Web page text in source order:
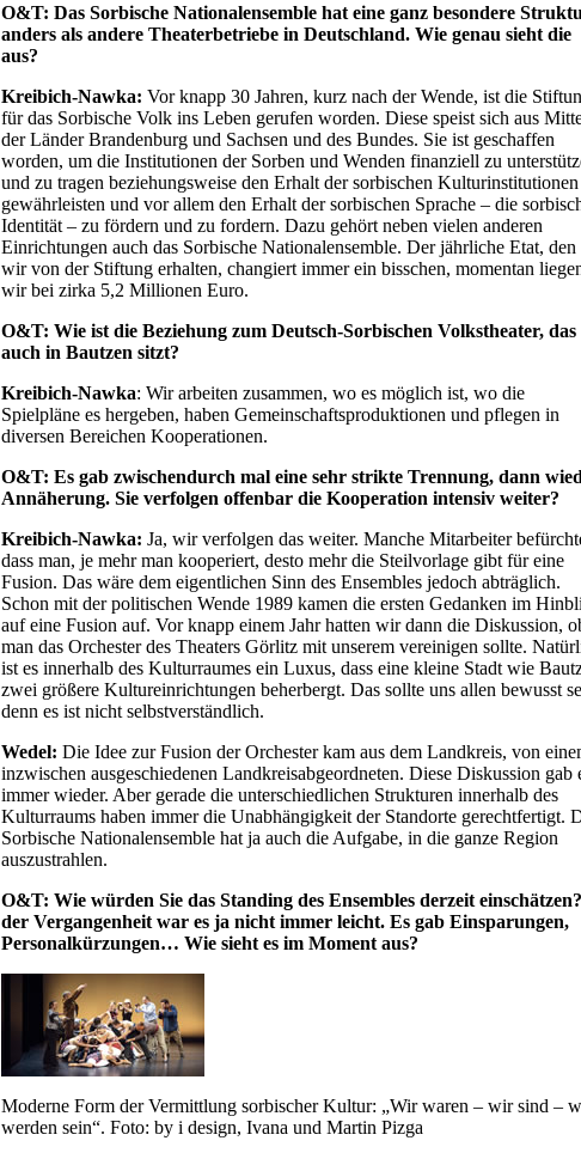
O&T: Das Sorbische Nationalensemble hat eine ganz besondere
anders als andere Theaterbetriebe in Deutschland. Wie genau sieht die
aus?
Kreibich-Nawka: Vor knapp 30 Jahren, kurz nach der Wende, ist die
für das Sorbische Volk ins Leben gerufen worden. Diese speist sich aus
der Länder Brandenburg und Sachsen und des Bundes. Sie ist geschaffen
worden, um die Institutionen der Sorben und Wenden finanziell zu
und zu tragen beziehungsweise den Erhalt der sorbischen Kulturinstitutionen
gewährleisten und vor allem den Erhalt der sorbischen Sprache – die
Identität – zu fördern und zu fordern. Dazu gehört neben vielen anderen
Einrichtungen auch das Sorbische Nationalensemble. Der jährliche Etat, den
wir von der Stiftung erhalten, changiert immer ein bisschen, momentan
wir bei zirka 5,2 Millionen Euro.
O&T: Wie ist die Beziehung zum Deutsch-Sorbischen Volkstheater, das
auch in Bautzen sitzt?
Kreibich-Nawka: Wir arbeiten zusammen, wo es möglich ist, wo die
Spielpläne es hergeben, haben Gemeinschaftsproduktionen und pflegen in
diversen Bereichen Kooperationen.
O&T: Es gab zwischendurch mal eine sehr strikte Trennung, dann
Annäherung. Sie verfolgen offenbar die Kooperation intensiv weiter?
Kreibich-Nawka: Ja, wir verfolgen das weiter. Manche Mitarbeiter
dass man, je mehr man kooperiert, desto mehr die Steilvorlage gibt für eine
Fusion. Das wäre dem eigentlichen Sinn des Ensembles jedoch abträglich.
Schon mit der politischen Wende 1989 kamen die ersten Gedanken im
auf eine Fusion auf. Vor knapp einem Jahr hatten wir dann die Diskussion,
man das Orchester des Theaters Görlitz mit unserem vereinigen sollte.
ist es innerhalb des Kulturraumes ein Luxus, dass eine kleine Stadt wie
zwei größere Kultureinrichtungen beherbergt. Das sollte uns allen bewusst
denn es ist nicht selbstverständlich.
Wedel: Die Idee zur Fusion der Orchester kam aus dem Landkreis, von
inzwischen ausgeschiedenen Landkreisabgeordneten. Diese Diskussion gab
immer wieder. Aber gerade die unterschiedlichen Strukturen innerhalb des
Kulturraums haben immer die Unabhängigkeit der Standorte gerechtfertigt.
Sorbische Nationalensemble hat ja auch die Aufgabe, in die ganze Region
auszustrahlen.
O&T: Wie würden Sie das Standing des Ensembles derzeit
der Vergangenheit war es ja nicht immer leicht. Es gab Einsparungen,
Personalkürzungen… Wie sieht es im Moment aus?
Moderne Form der Vermittlung sorbischer Kultur: „Wir waren – wir sind –
werden sein“. Foto: by i design, Ivana und Martin Pizga